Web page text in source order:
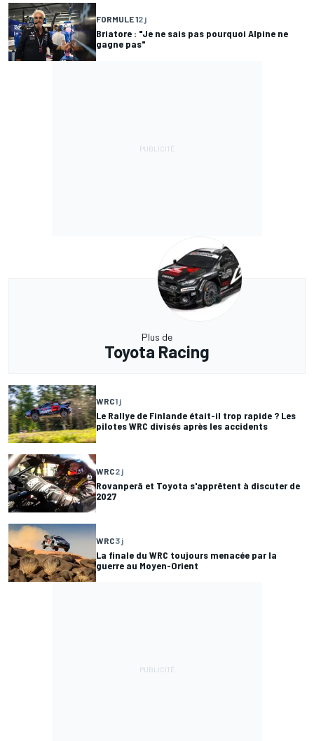
FORMULE 12 j
Briatore : "Je ne sais pas pourquoi Alpine ne
gagne pas"
Plus de
Toyota Racing
WRC1 j
Le Rallye de Finlande était-il trop rapide ? Les
pilotes WRC divisés après les accidents
WRC2 j
Rovanperä et Toyota s'apprêtent à discuter de
2027
WRC3 j
La finale du WRC toujours menacée par la
guerre au Moyen-Orient